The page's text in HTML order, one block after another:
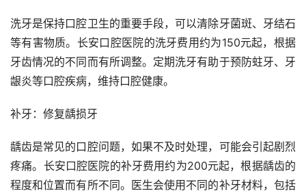
洗牙是保持口腔卫生的重要手段，可以清除牙菌斑、牙结石
等有害物质。长安口腔医院的洗牙费用约为150元起，根据
牙齿情况的不同而有所调整。定期洗牙有助于预防蛀牙、牙
龈炎等口腔疾病，维持口腔健康。
补牙：修复龋损牙
龋齿是常见的口腔问题，如果不及时处理，可能会引起剧烈
疼痛。长安口腔医院的补牙费用约为200元起，根据龋齿的
程度和位置而有所不同。医生会使用不同的补牙材料，包括